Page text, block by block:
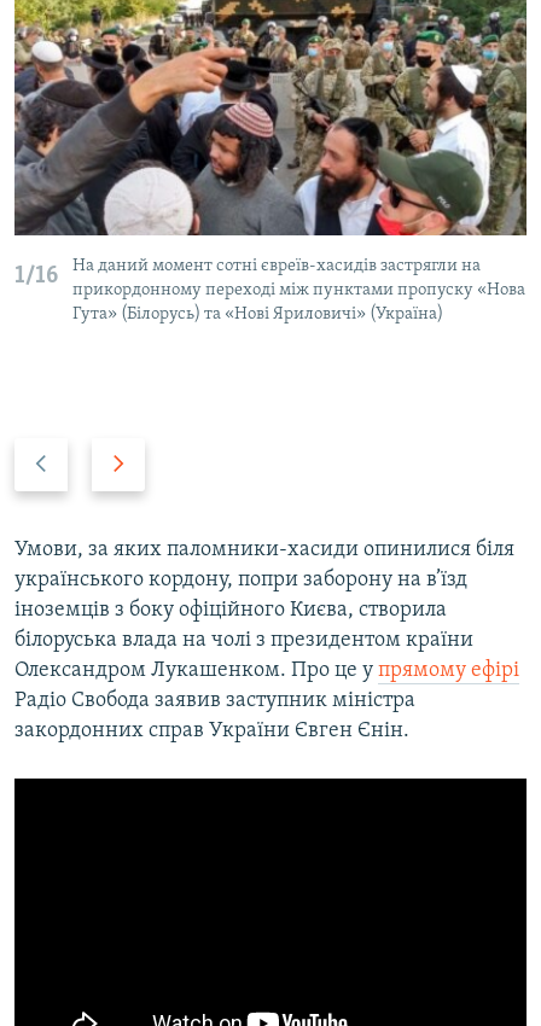
1/16
На даний момент сотні євреїв-хасидів застрягли на
прикордонному переході між пунктами пропуску «Нова
Гута» (Білорусь) та «Нові Яриловичі» (Україна)
а
д
р
е
д
Умови, за яких паломники-хасиди опинилися біля
українського кордону, попри заборону на в’їзд
іноземців з боку офіційного Києва, створила
білоруська влада на чолі з президентом країни
Олександром Лукашенком. Про це у прямому ефірі
Радіо Свобода заявив заступник міністра
закордонних справ України Євген Єнін.